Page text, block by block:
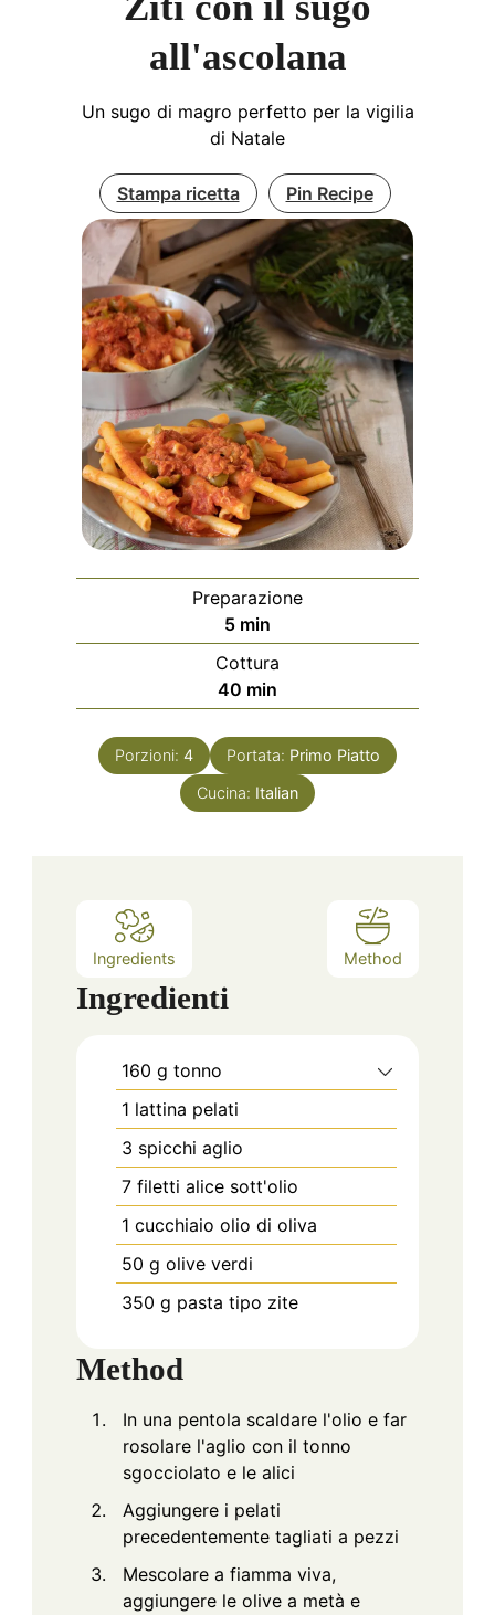
all'ascolana
Un sugo di magro perfetto per la vigilia
di Natale
Stampa ricetta Pin Recipe
Preparazione
5minuti
min
Cottura
40 minuti
min
Porzioni: 4 Portata: Primo Piatto
Cucina: Italian
Ingredients Method
Ingredienti
160 g tonno
1 lattina pelati
3 spicchi aglio
7 filetti alice sott'olio
1 cucchiaio olio di oliva
50 g olive verdi
350 g pasta tipo zite
Method
In una pentola scaldare l'olio e far
rosolare l'aglio con il tonno
sgocciolato e le alici
Aggiungere i pelati
precedentemente tagliati a pezzi
Mescolare a fiamma viva,
aggiungere le olive a metà e